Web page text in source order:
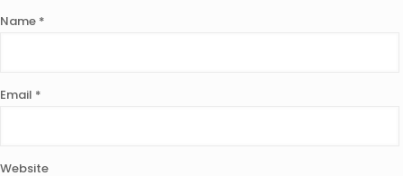
Name *
Email *
Website